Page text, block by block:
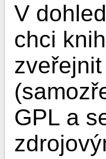
V
chci
zveřejnit
GPL a